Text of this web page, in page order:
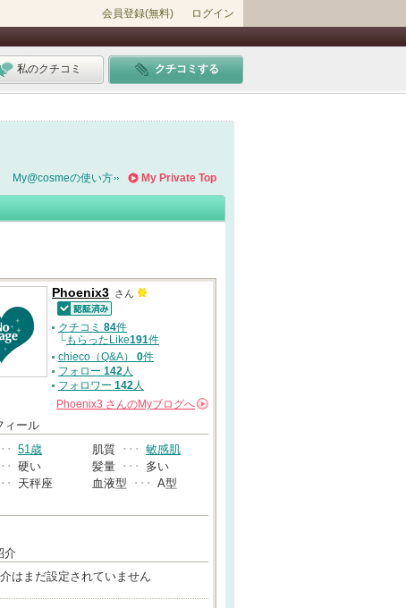
会員登録(無料) ログイン
私のクチコミ クチコミする
My Private Top
My@cosmeの使い方
Phoenix3 さん
認証済
クチコミ 84件
└もらったLike191件
chieco（Q&A） 0件
フォロー 142人
フォロワー 142人
Phoenix3 さんのMyブログへ
ィール
･ 51歳 肌質 ･･･ 敏感肌
･ 硬い 髪量 ･･･
多い
･ 天秤座 血液型 ･･･ A型
介
はまだ設定されていません